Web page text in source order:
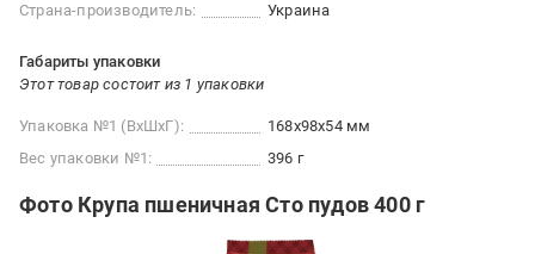
Страна-производитель:
Украина
Габариты упаковки
Этот товар состоит из 1 упаковки
Упаковка №1 (ВхШхГ):
168x98x54 мм
Вес упаковки №1:
396 г
Фото Крупа пшеничная Сто пудов 400 г